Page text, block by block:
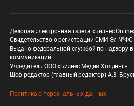
Деловая электронная газета «Бизнес
Свидетельство о регистрации СМИ Эл №ФС
Выдано федеральной службой по надзору
коммуникаций.
Учредитель ООО «Бизнес Медия Холдинг»
Шеф-редактор (главный редактор) А.В.
Политика о персональных данных